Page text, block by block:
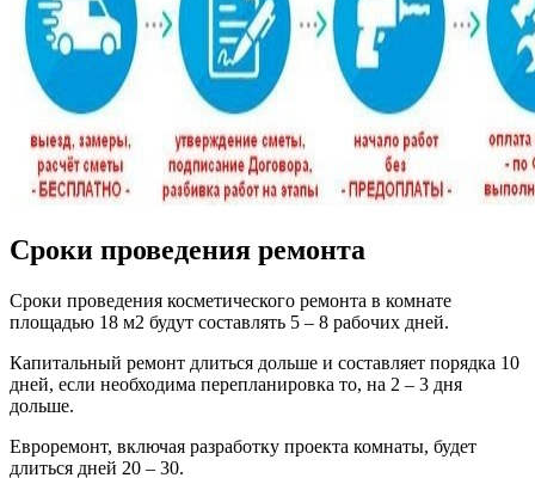
Сроки проведения ремонта
Сроки проведения косметического ремонта в комнате
площадью 18 м2 будут составлять 5 – 8 рабочих дней.
Капитальный ремонт длиться дольше и составляет порядка 10
дней, если необходима перепланировка то, на 2 – 3 дня
дольше.
Евроремонт, включая разработку проекта комнаты, будет
длиться дней 20 – 30.